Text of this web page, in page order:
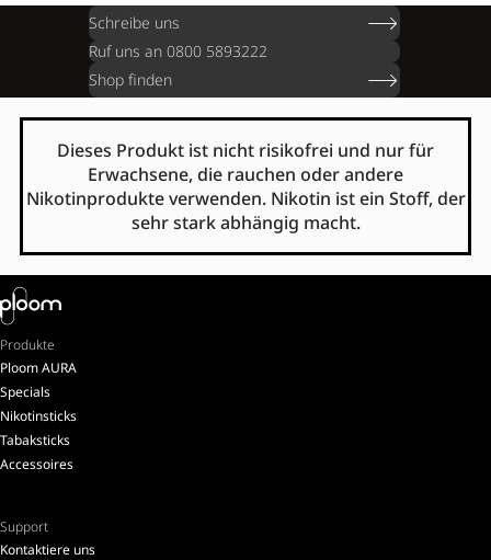
Schreibe uns
Ruf uns an 0800 5893222
Shop finden
Dieses Produkt ist nicht risikofrei und nur für
Erwachsene, die rauchen oder andere
Nikotinprodukte verwenden. Nikotin ist ein Stoff, der
sehr stark abhängig macht.
Produkte
Ploom AURA
Specials
Nikotinsticks
Tabaksticks
Accessoires
Support
Kontaktiere uns